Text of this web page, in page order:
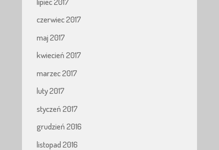
czerwiec 2017
maj 2017
kwiecień 2017
marzec 2017
luty 2017
styczeń 2017
grudzień 2016
listopad 2016